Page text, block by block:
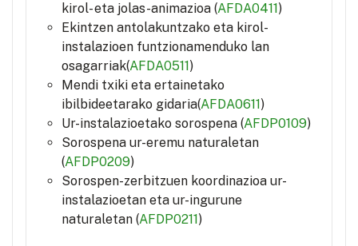
kirol- eta jolas-animazioa (AFDA0411 )
Ekintzen antolakuntzako eta kirol-
instalazioen funtzionamenduko lan
osagarriak(AFDA0511 )
Mendi txiki eta ertainetako
ibilbideetarako gidaria(AFDA0611 )
Ur-instalazioetako sorospena (AFDP0109)
Sorospena ur-eremu naturaletan
(AFDP0209)
Sorospen-zerbitzuen koordinazioa ur-
instalazioetan eta ur-ingurune
naturaletan (AFDP0211 )